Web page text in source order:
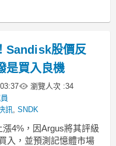
Sandisk股價反
是買入良機
瀏覽人次 :34
訊, SNDK
漲4%，因Argus將其評級
入，並預測記憶體市場